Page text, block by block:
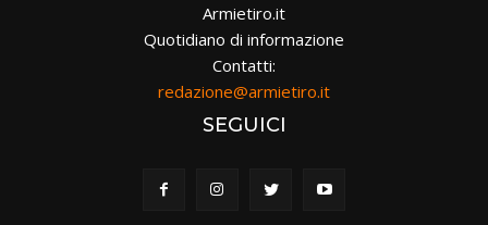
Armietiro.it
Quotidiano di informazione
Contatti:
redazione@armietiro.it
SEGUICI